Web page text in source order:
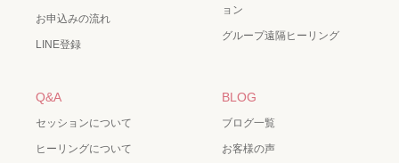
お申込みの流れ
LINE登録
ョン
グループ遠隔ヒーリング
Q&A
セッションについて
ヒーリングについて
BLOG
ブログ一覧
お客様の声